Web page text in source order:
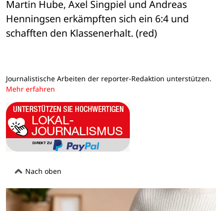
Martin Hube, Axel Singpiel und Andreas
Henningsen erkämpften sich ein 6:4 und
schafften den Klassenerhalt. (red)
Journalistische Arbeiten der reporter-Redaktion unterstützen.
Mehr erfahren
Nach oben